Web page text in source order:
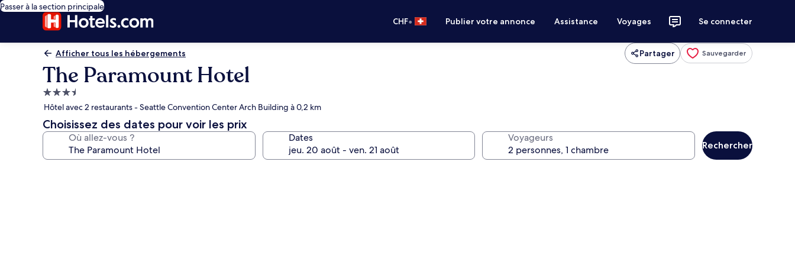
Passer à la section principale
CHF• Publier votre annonce Assistance Voyages Se connecter
Afficher tous les hébergements Partager Sauvegarder
The Paramount Hotel
Hébergement
3.5 étoiles
Hôtel avec 2 restaurants - Seattle Convention Center Arch Building à 0,2 km
Choisissez des dates pour voir les prix
Où allez-vous ? Dates Voyageurs
Rechercher